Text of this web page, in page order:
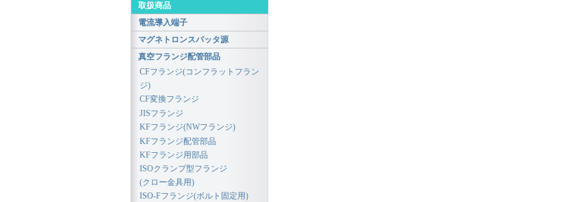
取扱商品
電流導入端子
マグネトロンスパッタ源
真空フランジ配管部品
CFフランジ(コンフラットフラン
ジ)
CF変換フランジ
JISフランジ
KFフランジ(NWフランジ)
KFフランジ配管部品
KFフランジ用部品
ISOクランプ型フランジ
(クロー金具用)
ISO-Fフランジ(ボルト固定用)